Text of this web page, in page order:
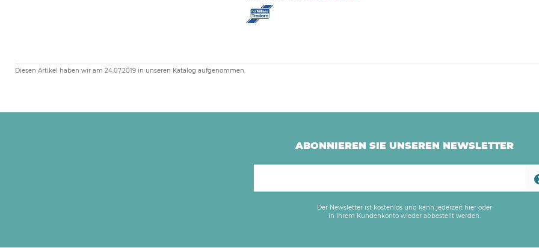
Diesen Artikel haben wir am 24.07.2019 in unseren Katalog aufgenommen.
ABONNIEREN SIE UNSEREN NEWSLETTER
Der Newsletter ist kostenlos und kann jederzeit hier oder
in Ihrem Kundenkonto wieder abbestellt werden.